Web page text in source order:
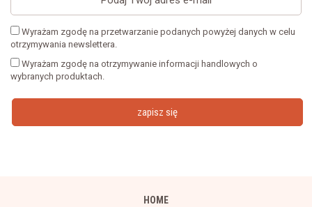
Wyrażam zgodę na przetwarzanie podanych powyżej danych w celu
otrzymywania newslettera.
Wyrażam zgodę na otrzymywanie informacji handlowych o
wybranych produktach.
zapisz się
HOME